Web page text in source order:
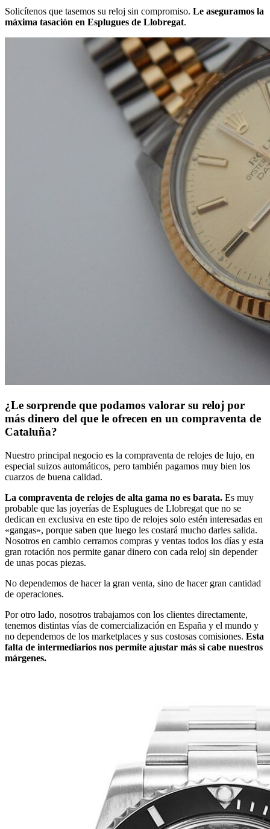
Solicítenos que tasemos su reloj sin compromiso. Le aseguramos la
máxima tasación en Esplugues de Llobregat.
¿Le sorprende que podamos valorar su reloj por
más dinero del que le ofrecen en un compraventa de
Cataluña?
Nuestro principal negocio es la compraventa de relojes de lujo, en
especial suizos automáticos, pero también pagamos muy bien los
cuarzos de buena calidad.
La compraventa de relojes de alta gama no es barata. Es muy
probable que las joyerías de Esplugues de Llobregat que no se
dedican en exclusiva en este tipo de relojes solo estén interesadas en
«gangas», porque saben que luego les costará mucho darles salida.
Nosotros en cambio cerramos compras y ventas todos los días y esta
gran rotación nos permite ganar dinero con cada reloj sin depender
de unas pocas piezas.
No dependemos de hacer la gran venta, sino de hacer gran cantidad
de operaciones.
Por otro lado, nosotros trabajamos con los clientes directamente,
tenemos distintas vías de comercialización en España y el mundo y
no dependemos de los marketplaces y sus costosas comisiones. Esta
falta de intermediarios nos permite ajustar más si cabe nuestros
márgenes.